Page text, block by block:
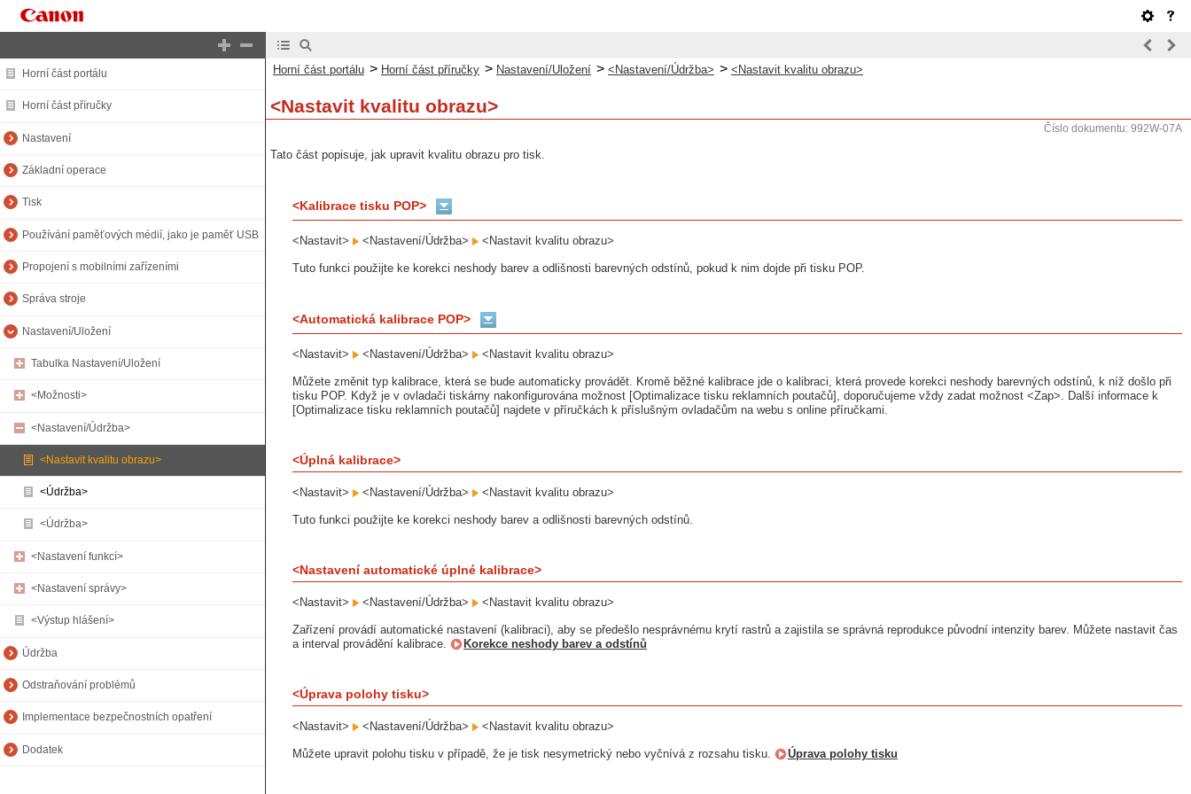
Horní část portálu
Horní část příručky
Nastavení
Základní operace
Tisk
Používání paměťových médií, jako je paměť USB
Propojení s mobilními zařízeními
Správa stroje
Nastavení/Uložení
Tabulka Nastavení/Uložení
<Možnosti>
<Nastavení/Údržba>
<Nastavit kvalitu obrazu>
<Údržba>
<Údržba>
<Nastavení funkcí>
<Nastavení správy>
<Výstup hlášení>
Údržba
Odstraňování problémů
Implementace bezpečnostních opatření
Dodatek
Horní část portálu > Horní část příručky > Nastavení/Uložení > <Nastavení/Údržba> > <Nastavit kvalitu obrazu>
<Nastavit kvalitu obrazu>
Číslo dokumentu: 992W-07A
Tato část popisuje, jak upravit kvalitu obrazu pro tisk.
<Kalibrace tisku POP>
<Nastavit> <Nastavení/Údržba> <Nastavit kvalitu obrazu>
Tuto funkci použijte ke korekci neshody barev a odlišnosti barevných odstínů, pokud k nim dojde při tisku POP.
<Automatická kalibrace POP>
<Nastavit> <Nastavení/Údržba> <Nastavit kvalitu obrazu>
Můžete změnit typ kalibrace, která se bude automaticky provádět. Kromě běžné kalibrace jde o kalibraci, která provede korekci neshody barevných odstínů, k níž došlo při
tisku POP. Když je v ovladači tiskárny nakonfigurována možnost [Optimalizace tisku reklamních poutačů], doporučujeme vždy zadat možnost <Zap>. Další informace k
[Optimalizace tisku reklamních poutačů] najdete v příručkách k příslušným ovladačům na webu s online příručkami.
<Úplná kalibrace>
<Nastavit> <Nastavení/Údržba> <Nastavit kvalitu obrazu>
Tuto funkci použijte ke korekci neshody barev a odlišnosti barevných odstínů.
<Nastavení automatické úplné kalibrace>
<Nastavit> <Nastavení/Údržba> <Nastavit kvalitu obrazu>
Zařízení provádí automatické nastavení (kalibraci), aby se předešlo nesprávnému krytí rastrů a zajistila se správná reprodukce původní intenzity barev. Můžete nastavit čas
a interval provádění kalibrace.
Korekce neshody barev a odstínů
<Úprava polohy tisku>
<Nastavit> <Nastavení/Údržba> <Nastavit kvalitu obrazu>
Můžete upravit polohu tisku v případě, že je tisk nesymetrický nebo vyčnívá z rozsahu tisku. Úprava polohy tisku